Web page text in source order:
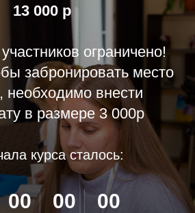
13 000 р
ограничено!
забронировать место
необходимо внести
в размере 3 000р
курса сталось:
00 00 00